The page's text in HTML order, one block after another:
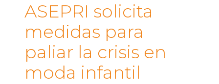
ASEPRI solicita
medidas para
paliar la crisis en
moda infantil